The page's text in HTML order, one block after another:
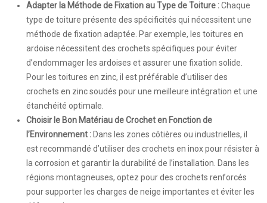
Adapter la Méthode de Fixation au Type de Toiture :Chaque
type de toiture présente des spécificités qui nécessitent une
méthode de fixation adaptée. Par exemple, les toitures en
ardoise nécessitent des crochets spécifiques pour éviter
d’endommager les ardoises et assurer une fixation solide.
Pour les toitures en zinc, il est préférable d’utiliser des
crochets en zinc soudés pour une meilleure intégration et une
étanchéité optimale.
Choisir le Bon Matériau de Crochet en Fonction de
l’Environnement : Dans les zones côtières ou industrielles, il
est recommandé d’utiliser des crochets en inox pour résister à
la corrosion et garantir la durabilité de l’installation. Dans les
régions montagneuses, optez pour des crochets renforcés
pour supporter les charges de neige importantes et éviter les